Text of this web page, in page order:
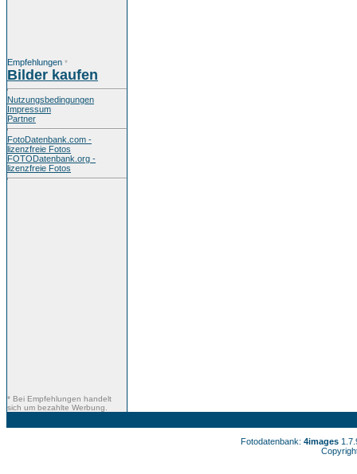
Empfehlungen *
Bilder kaufen
Nutzungsbedingungen
Impressum
Partner
FotoDatenbank.com -
lizenzfreie Fotos
FOTODatenbank.org -
lizenzfreie Fotos
* Bei Empfehlungen handelt
sich um bezahlte Werbung.
Fotodatenbank: 4images